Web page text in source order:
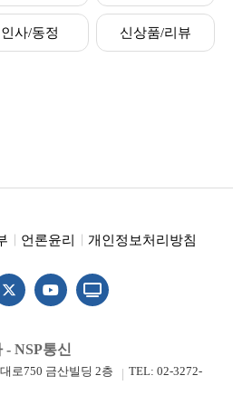
인사/동정 신상품/리뷰
언론윤리 개인정보처리방침
- NSP통신
로750 금산빌딩 2층
TEL: 02-3272-